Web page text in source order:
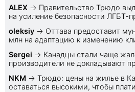
ALEX → Правительство Трюдо
на усиление безопасности ЛГБТ-
oleksiy → Оттава предоставит
млн на адаптацию к изменению
Sеrgei → Канадцы стали чаще
производители не докладывают
NKM → Трюдо: цены на жилье в
оставаться высокими, чтобы